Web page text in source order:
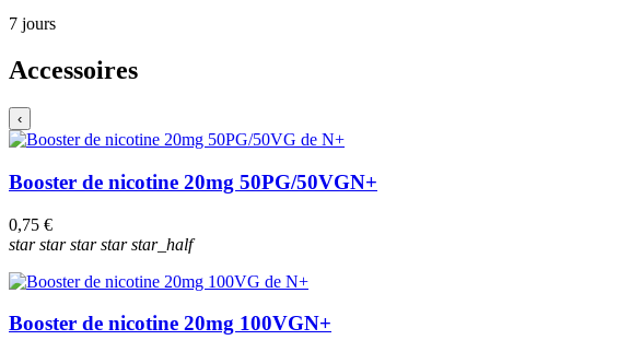
7 jours
Accessoires
‹
Booster de nicotine 20mg 50PG/50VGN+
0,75 €
starstarstarstarstar_half
Booster de nicotine 20mg 100VGN+